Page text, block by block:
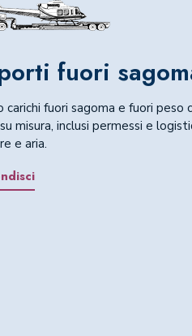
fuori
carichi fuori sagoma e fuori peso
misura, inclusi permessi e
e aria.